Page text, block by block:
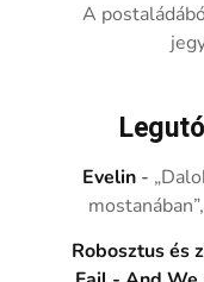
A
Evelin -
Robosztus és